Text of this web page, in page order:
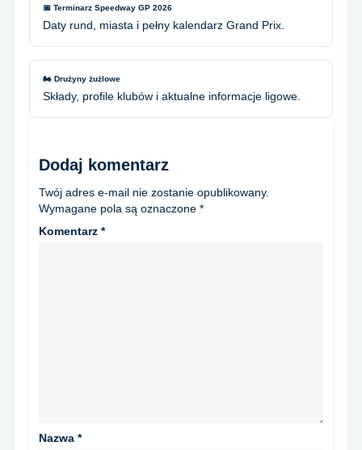
📅 Terminarz Speedway GP 2026
Daty rund, miasta i pełny kalendarz Grand Prix.
🏍️ Drużyny żużlowe
Składy, profile klubów i aktualne informacje ligowe.
Dodaj komentarz
Twój adres e-mail nie zostanie opublikowany.
Wymagane pola są oznaczone *
Komentarz *
Nazwa *